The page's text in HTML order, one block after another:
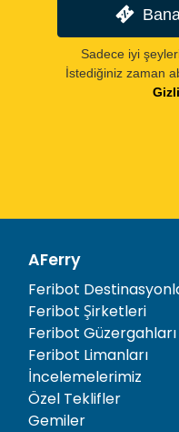
Sadece iyi
İstediğiniz zaman
AFerry
Feribot
Feribot Şirketleri
Feribot Güzergahları
Feribot Limanları
İncelemelerimiz
Özel Teklifler
Gemiler